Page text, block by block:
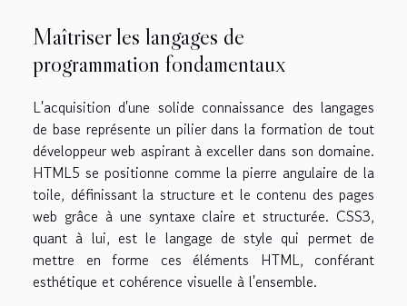
Maîtriser les langages de
programmation fondamentaux
L'acquisition d'une solide connaissance des langages
de base représente un pilier dans la formation de tout
développeur web aspirant à exceller dans son domaine.
HTML5 se positionne comme la pierre angulaire de la
toile, définissant la structure et le contenu des pages
web grâce à une syntaxe claire et structurée. CSS3,
quant à lui, est le langage de style qui permet de
mettre en forme ces éléments HTML, conférant
esthétique et cohérence visuelle à l'ensemble.